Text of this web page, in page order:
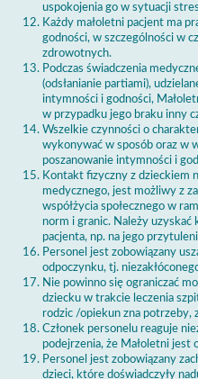
uspokojenia go w sytuacji
Każdy małoletni pacjent ma
godności, w szczególności w
zdrowotnych.
Podczas świadczenia
(odsłanianie partiami),
intymności i godności,
w przypadku jego braku inny
Wszelkie czynności o
wykonywać w sposób oraz w
poszanowanie intymności i
Kontakt fizyczny z dzieckiem
medycznego, jest możliwy z
współżycia społecznego w
norm i granic. Należy uzyskać
pacjenta, np. na jego
Personel jest zobowiązany
odpoczynku, tj.
Nie powinno się ograniczać
dziecku w trakcie leczenia
rodzic /opiekun zna potrzeby,
Członek personelu reaguje
podejrzenia, że Małoletni jest
Personel jest zobowiązany
dzieci, które doświadczyły